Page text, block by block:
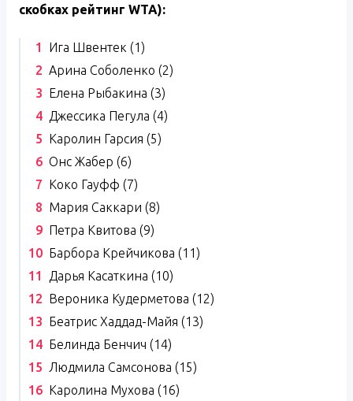
скобках рейтинг WTA):
Ига Швентек (1)
Арина Соболенко (2)
Елена Рыбакина (3)
Джессика Пегула (4)
Каролин Гарсия (5)
Онс Жабер (6)
Коко Гауфф (7)
Мария Саккари (8)
Петра Квитова (9)
Барбора Крейчикова (11)
Дарья Касаткина (10)
Вероника Кудерметова (12)
Беатрис Хаддад-Майя (13)
Белинда Бенчич (14)
Людмила Самсонова (15)
Каролина Мухова (16)